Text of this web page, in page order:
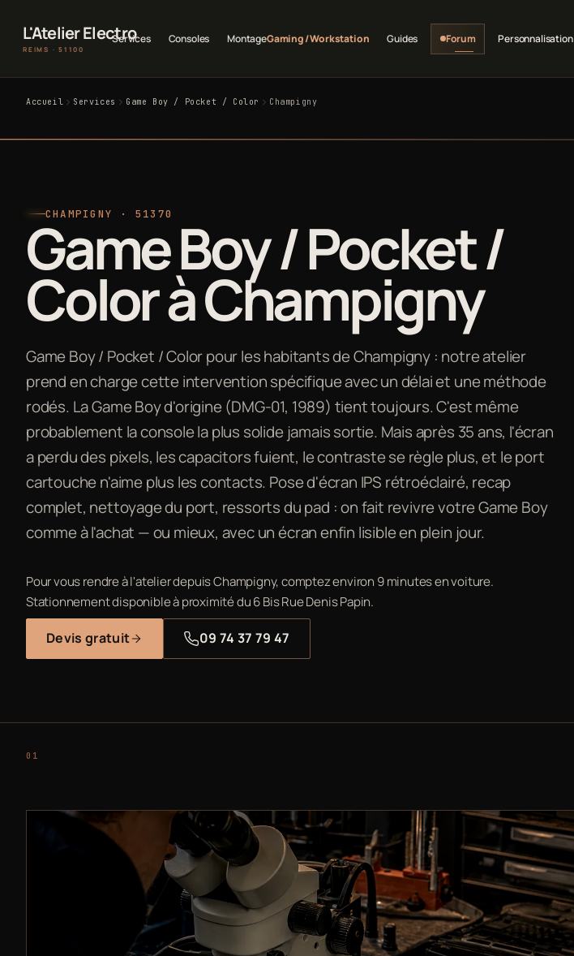
L'Atelier Electro
REIMS · 51100
Services Consoles MontageGaming / Workstation Guides Forum Personnalisation
Accueil Services Game Boy / Pocket / Color Champigny
CHAMPIGNY · 51370
Game Boy / Pocket /
Color à Champigny
Game Boy / Pocket / Color pour les habitants de Champigny : notre atelier
prend en charge cette intervention spécifique avec un délai et une méthode
rodés. La Game Boy d'origine (DMG-01, 1989) tient toujours. C'est même
probablement la console la plus solide jamais sortie. Mais après 35 ans, l'écran
a perdu des pixels, les capacitors fuient, le contraste se règle plus, et le port
cartouche n'aime plus les contacts. Pose d'écran IPS rétroéclairé, recap
complet, nettoyage du port, ressorts du pad : on fait revivre votre Game Boy
comme à l'achat — ou mieux, avec un écran enfin lisible en plein jour.
Pour vous rendre à l'atelier depuis Champigny, comptez environ 9 minutes en voiture.
Stationnement disponible à proximité du 6 Bis Rue Denis Papin.
Devis gratuit 09 74 37 79 47